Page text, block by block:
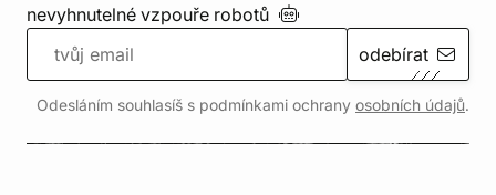
nevyhnutelné vzpouře robotů
odebírat
Odesláním souhlasíš s podmínkami ochrany osobních údajů.